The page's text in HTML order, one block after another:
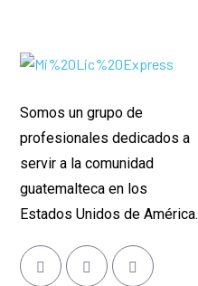
Somos un grupo de
profesionales dedicados a
servir a la comunidad
guatemalteca en los
Estados Unidos de América.